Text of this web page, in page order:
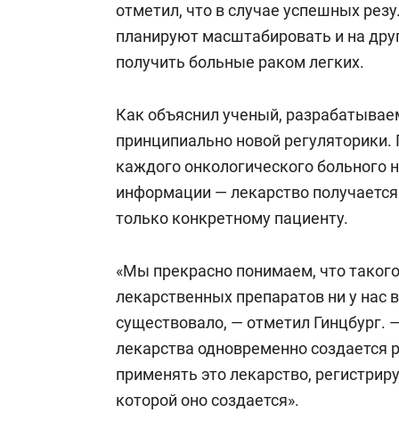
отметил, что в случае успешных
планируют масштабировать и на
получить больные раком легких.
Как объяснил ученый,
принципиально новой
каждого онкологического больного
информации — лекарство
только конкретному пациенту.
«Мы прекрасно понимаем, что
лекарственных препаратов ни у нас
существовало, — отметил Гинцбург.
лекарства одновременно создается
применять это лекарство,
которой оно создается».